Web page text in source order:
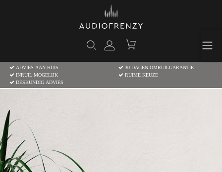
ADVIES AAN HUIS
30 DAGEN OMRUILGARANTIE
INRUIL MOGELIJK
RUIME KEUZE
DESKUNDIG ADVIES